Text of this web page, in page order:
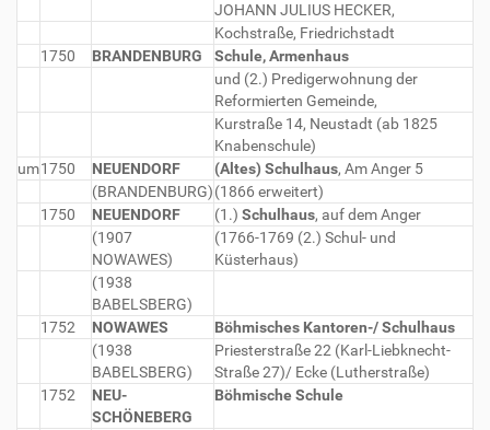
JOHANN JULIUS HECKER,
Kochstraße, Friedrichstadt
1750
BRANDENBURG
Schule, Armenhaus
und (2.) Predigerwohnung der
Reformierten Gemeinde,
Kurstraße 14, Neustadt (ab 1825
Knabenschule)
um1750 NEUENDORF (Altes) Schulhaus, Am Anger 5
(BRANDENBURG)(1866 erweitert)
1750
NEUENDORF (1.) Schulhaus, auf dem Anger
(1907
NOWAWES)
(1766-1769 (2.) Schul- und
Küsterhaus)
(1938
BABELSBERG)
1752
NOWAWES
Böhmisches Kantoren-/ Schulhaus
(1938
BABELSBERG)
Priesterstraße 22 (Karl-Liebknecht-
Straße 27)/ Ecke (Lutherstraße)
1752
NEU-
SCHÖNEBERG
Böhmische Schule